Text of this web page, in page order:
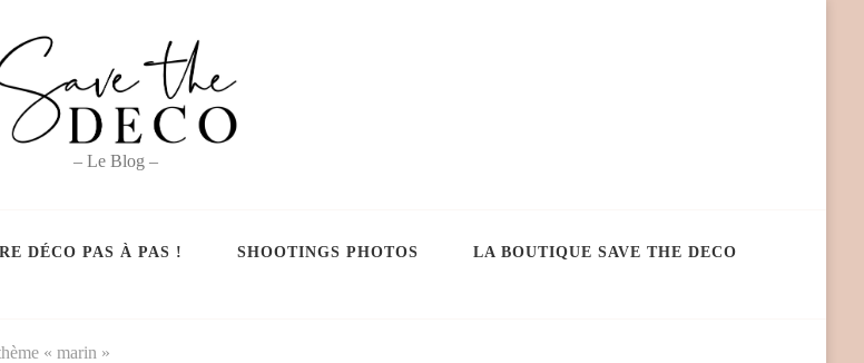
– Le Blog –
DÉCO PAS À PAS ! SHOOTINGS PHOTOS LA BOUTIQUE SAVE THE DECO
« marin »